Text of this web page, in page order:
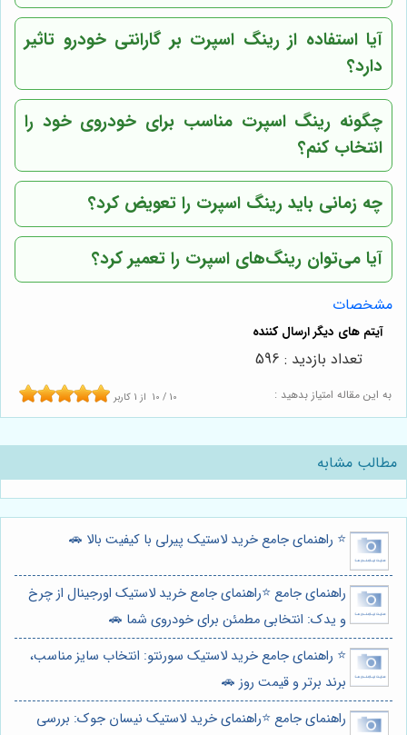
آیا استفاده از رینگ اسپرت بر گارانتی خودرو تاثیر
دارد؟
چگونه رینگ اسپرت مناسب برای خودروی خود را
انتخاب کنم؟
چه زمانی باید رینگ اسپرت را تعویض کرد؟
آیا می‌توان رینگ‌های اسپرت را تعمیر کرد؟
مشخصات
به این مقاله امتیاز بدهید : 10 / 10 از 1 کاربر
تعداد بازدید : 596
مطالب مشابه
⭐️ راهنمای جامع خرید لاستیک پیرلی با کیفیت بالا 🚗
راهنمای جامع ⭐️راهنمای جامع خرید لاستیک اورجینال از چرخ
و یدک: انتخابی مطمئن برای خودروی شما 🚗
⭐️ راهنمای جامع خرید لاستیک سورنتو: انتخاب سایز مناسب،
برند برتر و قیمت روز 🚗
راهنمای جامع ⭐️راهنمای خرید لاستیک نیسان جوک: بررسی